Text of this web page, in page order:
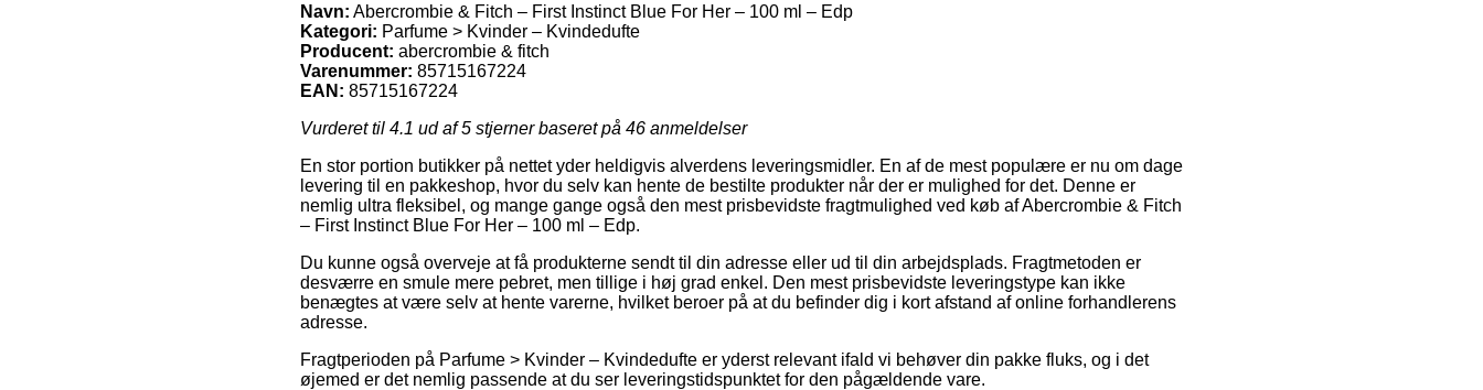
Navn: Abercrombie & Fitch – First Instinct Blue For Her – 100 ml – Edp
Kategori: Parfume > Kvinder – Kvindedufte
Producent: abercrombie & fitch
Varenummer: 85715167224
EAN: 85715167224
Vurderet til 4.1 ud af 5 stjerner baseret på 46 anmeldelser
En stor portion butikker på nettet yder heldigvis alverdens leveringsmidler. En af de mest populære er nu om dage
levering til en pakkeshop, hvor du selv kan hente de bestilte produkter når der er mulighed for det. Denne er
nemlig ultra fleksibel, og mange gange også den mest prisbevidste fragtmulighed ved køb af Abercrombie & Fitch
– First Instinct Blue For Her – 100 ml – Edp.
Du kunne også overveje at få produkterne sendt til din adresse eller ud til din arbejdsplads. Fragtmetoden er
desværre en smule mere pebret, men tillige i høj grad enkel. Den mest prisbevidste leveringstype kan ikke
benægtes at være selv at hente varerne, hvilket beroer på at du befinder dig i kort afstand af online forhandlerens
adresse.
Fragtperioden på Parfume > Kvinder – Kvindedufte er yderst relevant ifald vi behøver din pakke fluks, og i det
øjemed er det nemlig passende at du ser leveringstidspunktet for den pågældende vare.